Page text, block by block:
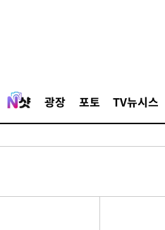
광장 포토 TV뉴시스